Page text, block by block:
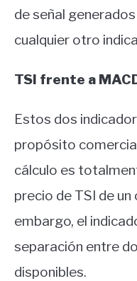
de señal
cualquier otro
TSI frente a
Estos dos
propósito
cálculo es
precio de TSI de
embargo, el
separación entre
disponibles.